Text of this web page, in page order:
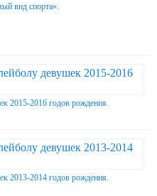
вид спорта».
2015-2016 годов рождения.
2013-2014 годов рождения.